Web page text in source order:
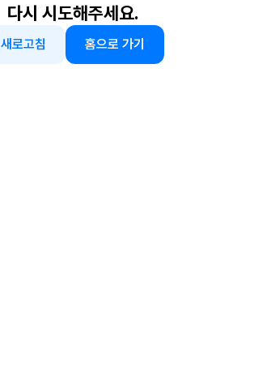
다시 시도해주세요.
새로고침 홈으로 가기